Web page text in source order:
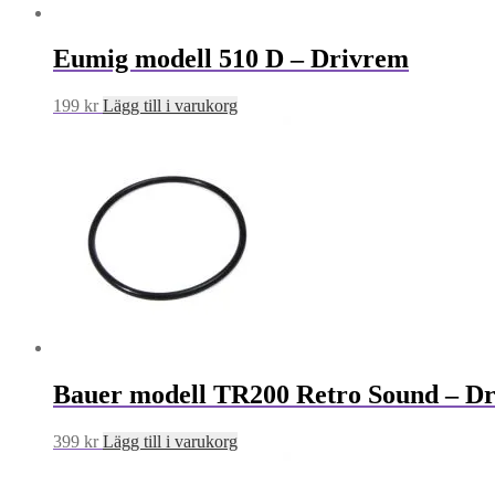
Eumig modell 510 D – Drivrem
199 kr Lägg till i varukorg
Bauer modell TR200 Retro Sound –
399 kr Lägg till i varukorg